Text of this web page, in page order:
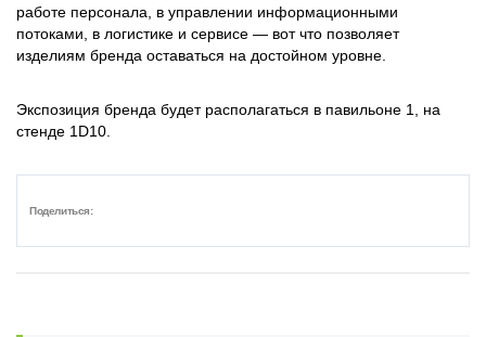
работе персонала, в управлении информационными
потоками, в логистике и сервисе — вот что позволяет
изделиям бренда оставаться на достойном уровне.
Экспозиция бренда будет располагаться в павильоне 1, на
стенде 1D10.
Поделиться: